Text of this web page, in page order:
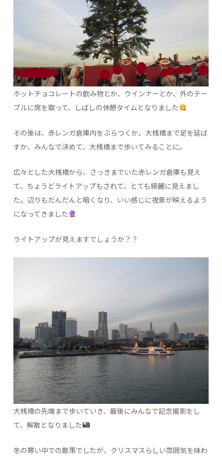
ホットチョコレートの飲み物とか、ウインナーとか、外のテー
ブルに席を取って、しばしの休憩タイムとなりました
その後は、赤レンガ倉庫内をぶらつくか、大桟橋まで足を延ば
すか、みんなで決めて、大桟橋まで歩いてみることに。
広々とした大桟橋から、さっきまでいた赤レンガ倉庫も見え
て、ちょうどライトアップもされて、とても綺麗に見えまし
た。辺りもだんだんと暗くなり、いい感じに夜景が映えるよう
になってきました
ライトアップが見えますでしょうか？？
大桟橋の先端まで歩いていき、最後にみんなで記念撮影をし
て、解散となりました
冬の寒い中での散策でしたが、クリスマスらしい雰囲気を味わ